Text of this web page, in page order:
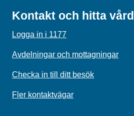
Kontakt och hitta vård
Logga in i 1177
Avdelningar och mottagningar
Checka in till ditt besök
Fler kontaktvägar